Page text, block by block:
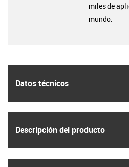
Datos técnicos
Descripción del producto
miles de
mundo.